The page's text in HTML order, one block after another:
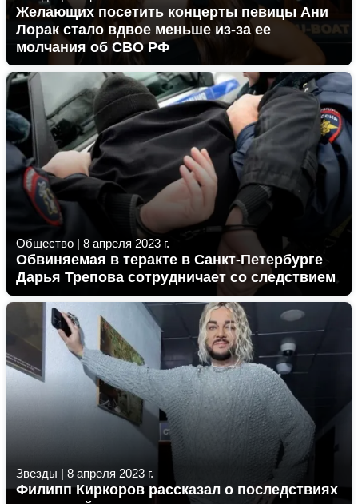
Желающих посетить концерты певицы Ани
Лорак стало вдвое меньше из-за ее
молчания об СВО РФ
Общество | 8 апреля 2023 г.
Обвиняемая в теракте в Санкт-Петербурге
Дарья Трепова сотрудничает со следствием
Звезды | 8 апреля 2023 г.
Филипп Киркоров рассказал о последствиях